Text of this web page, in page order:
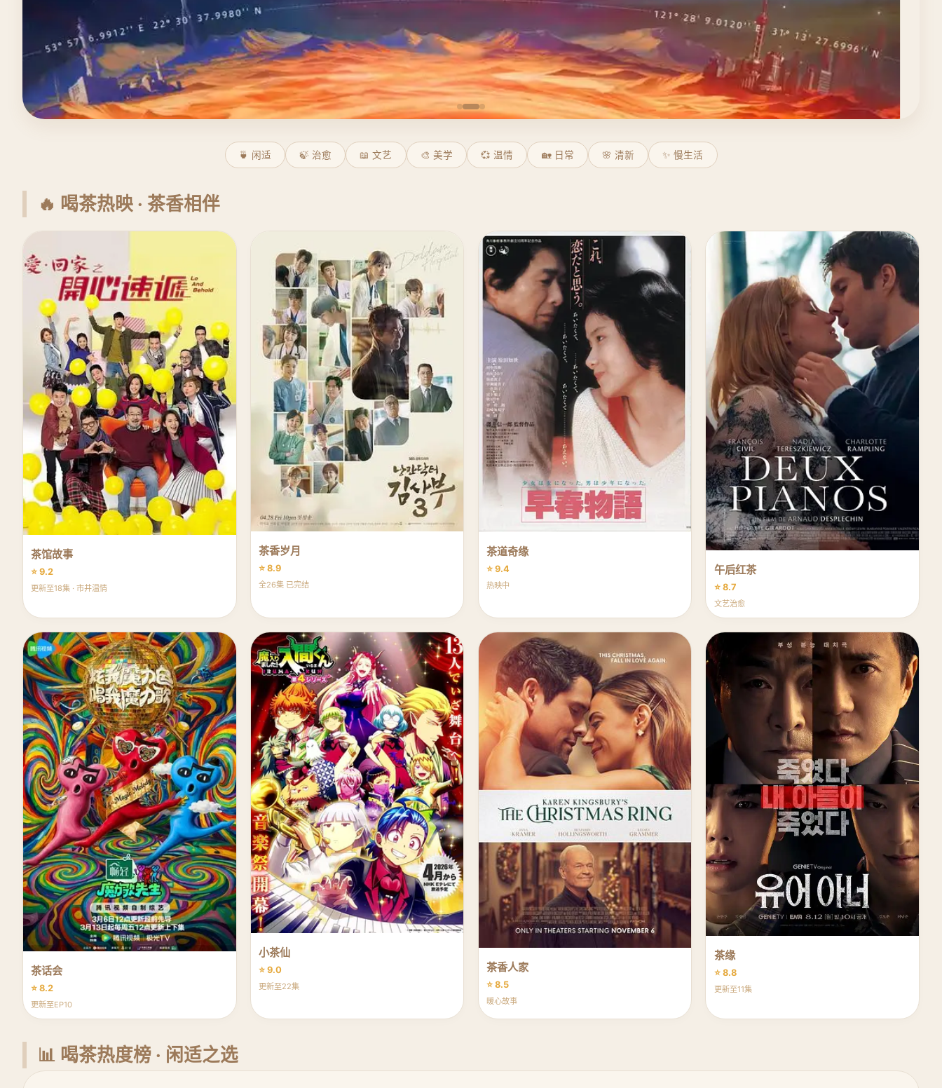
🍵 闲适 🍃 治愈 📖 文艺 🎨 美学 💞 温情 🏡 日常 🌸 清新 ✨ 慢生活
🔥 喝茶热映 · 茶香相伴
茶馆故事
⭐ 9.2
更新至18集 · 市井温情
茶香岁月
⭐ 8.9
全26集 已完结
茶道奇缘
⭐ 9.4
热映中
午后红茶
⭐ 8.7
文艺治愈
茶话会
⭐ 8.2
更新至EP10
小茶仙
⭐ 9.0
更新至22集
茶香人家
⭐ 8.5
暖心故事
茶缘
⭐ 8.8
更新至11集
📊 喝茶热度榜 · 闲适之选